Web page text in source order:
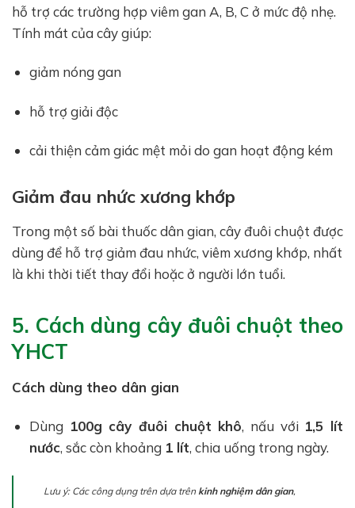
hỗ trợ các trường hợp viêm gan A, B, C ở mức độ nhẹ.
Tính mát của cây giúp:
giảm nóng gan
hỗ trợ giải độc
cải thiện cảm giác mệt mỏi do gan hoạt động kém
Giảm đau nhức xương khớp
Trong một số bài thuốc dân gian, cây đuôi chuột được
dùng để hỗ trợ giảm đau nhức, viêm xương khớp, nhất
là khi thời tiết thay đổi hoặc ở người lớn tuổi.
5. Cách dùng cây đuôi chuột theo
YHCT
Cách dùng theo dân gian
Dùng 100g cây đuôi chuột khô, nấu với 1,5 lít
nước, sắc còn khoảng 1 lít, chia uống trong ngày.
Lưu ý: Các công dụng trên dựa trên kinh nghiệm dân gian,